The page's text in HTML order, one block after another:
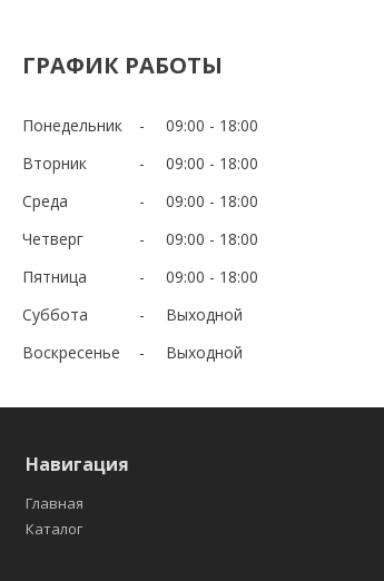
ГРАФИК РАБОТЫ
Понедельник 09:00
18:00
Вторник
09:00
18:00
Среда
09:00
18:00
Четверг
09:00
18:00
Пятница
09:00
18:00
Суббота
Выходной
Воскресенье
Выходной
Навигация
Главная
Каталог